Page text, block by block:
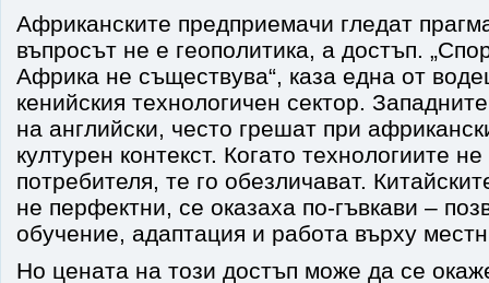
Африканските предприемачи гледат
въпросът не е геополитика, а достъп.
Африка не съществува“, каза една от
кенийския технологичен сектор.
на английски, често грешат при
културен контекст. Когато технологиите
потребителя, те го обезличават.
не перфектни, се оказаха по-гъвкави –
обучение, адаптация и работа върху
Но цената на този достъп може да се